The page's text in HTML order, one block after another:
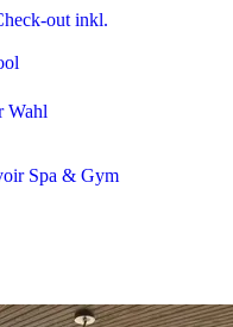
out inkl.
Wahl
Spa & Gym